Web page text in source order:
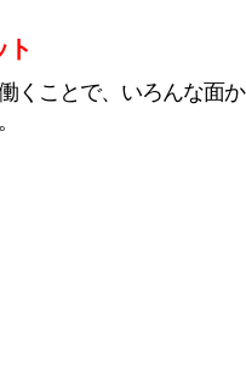
ト
くことで、いろんな面か